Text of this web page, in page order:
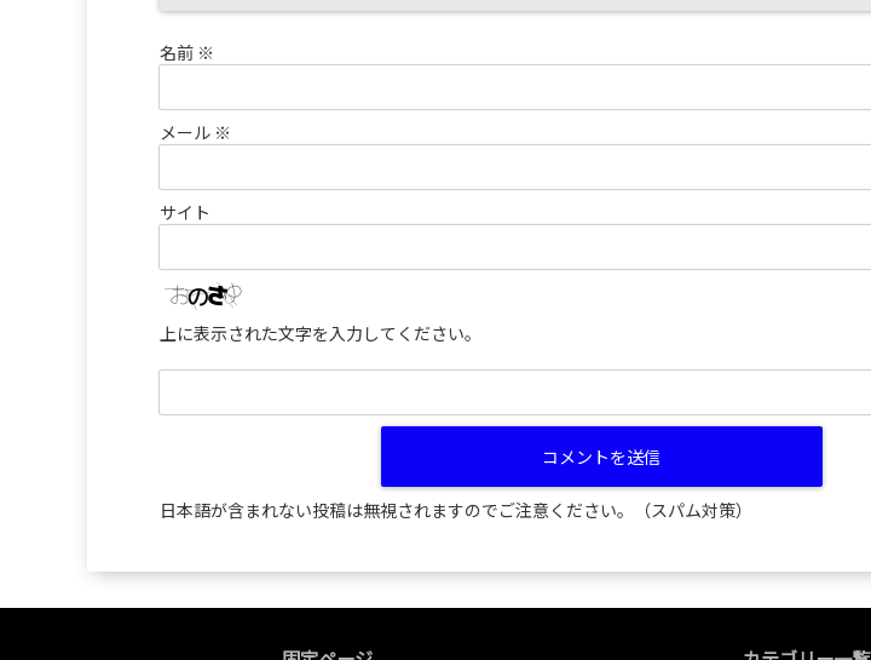
名前 ※
メール ※
サイト
上に表示された文字を入力してください。
日本語が含まれない投稿は無視されますのでご注意ください。（スパム対策）